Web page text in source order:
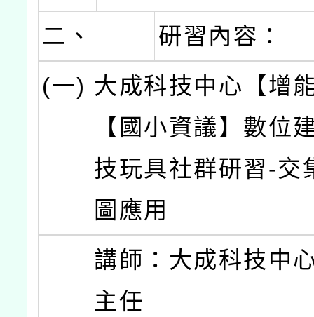
二、
研習內容：
(一) 大成科技中心【增
【國小資議】數位
技玩具社群研習-交
圖應用
講師：大成科技中
主任